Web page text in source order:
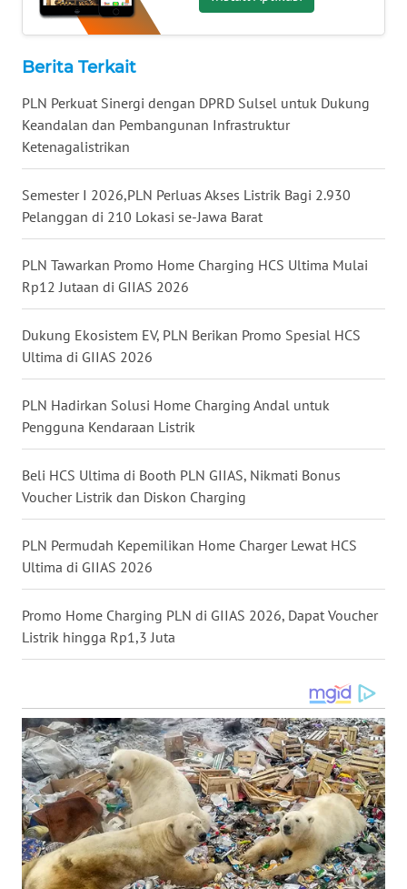
Berita Terkait
PLN Perkuat Sinergi dengan DPRD Sulsel untuk Dukung
Keandalan dan Pembangunan Infrastruktur
Ketenagalistrikan
Semester I 2026,PLN Perluas Akses Listrik Bagi 2.930
Pelanggan di 210 Lokasi se-Jawa Barat
PLN Tawarkan Promo Home Charging HCS Ultima Mulai
Rp12 Jutaan di GIIAS 2026
Dukung Ekosistem EV, PLN Berikan Promo Spesial HCS
Ultima di GIIAS 2026
PLN Hadirkan Solusi Home Charging Andal untuk
Pengguna Kendaraan Listrik
Beli HCS Ultima di Booth PLN GIIAS, Nikmati Bonus
Voucher Listrik dan Diskon Charging
PLN Permudah Kepemilikan Home Charger Lewat HCS
Ultima di GIIAS 2026
Promo Home Charging PLN di GIIAS 2026, Dapat Voucher
Listrik hingga Rp1,3 Juta
WN
KALTARA
WN
KALSEL
WN
WN
WN
WN
SULUT
WN
MALUKU
WN
MALUT
WN
DAIRI
WN
DANAU
NIAS
WN
LANGKAT
WN
TAPANULI
SELATAN